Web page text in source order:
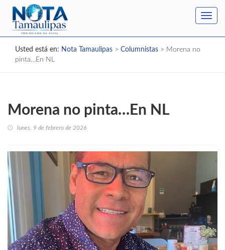
Usted está en: Nota Tamaulipas > Columnistas > Morena no
pinta…En NL
Morena no pinta…En NL
lunes, 9 de febrero de 2026